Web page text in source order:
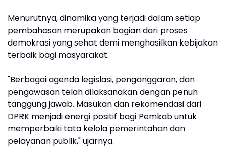
Menurutnya, dinamika yang terjadi dalam setiap
pembahasan merupakan bagian dari proses
demokrasi yang sehat demi menghasilkan kebijakan
terbaik bagi masyarakat.
"Berbagai agenda legislasi, penganggaran, dan
pengawasan telah dilaksanakan dengan penuh
tanggung jawab. Masukan dan rekomendasi dari
DPRK menjadi energi positif bagi Pemkab untuk
memperbaiki tata kelola pemerintahan dan
pelayanan publik," ujarnya.